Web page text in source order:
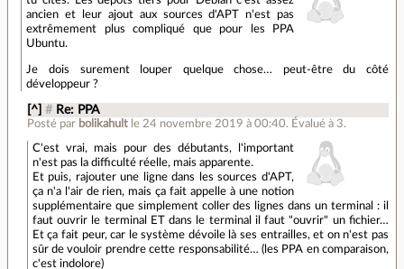
ancien et leur ajout aux sources d'APT n'est pas
extrêmement plus compliqué que pour les PPA
Ubuntu.
Je dois surement louper quelque chose… peut-être du côté
développeur ?
[^] # Re: PPA
Posté par bolikahult le 24 novembre 2019 à 00:40. Évalué à 3.
C'est vrai, mais pour des débutants, l'important
n'est pas la difficulté réelle, mais apparente.
Et puis, rajouter une ligne dans les sources d'APT,
ça n'a l'air de rien, mais ça fait appelle à une notion
supplémentaire que simplement coller des lignes dans un terminal : il
faut ouvrir le terminal ET dans le terminal il faut "ouvrir" un fichier…
Et ça fait peur, car le système dévoile là ses entrailles, et on n'est pas
sûr de vouloir prendre cette responsabilité… (les PPA en comparaison,
c'est indolore)